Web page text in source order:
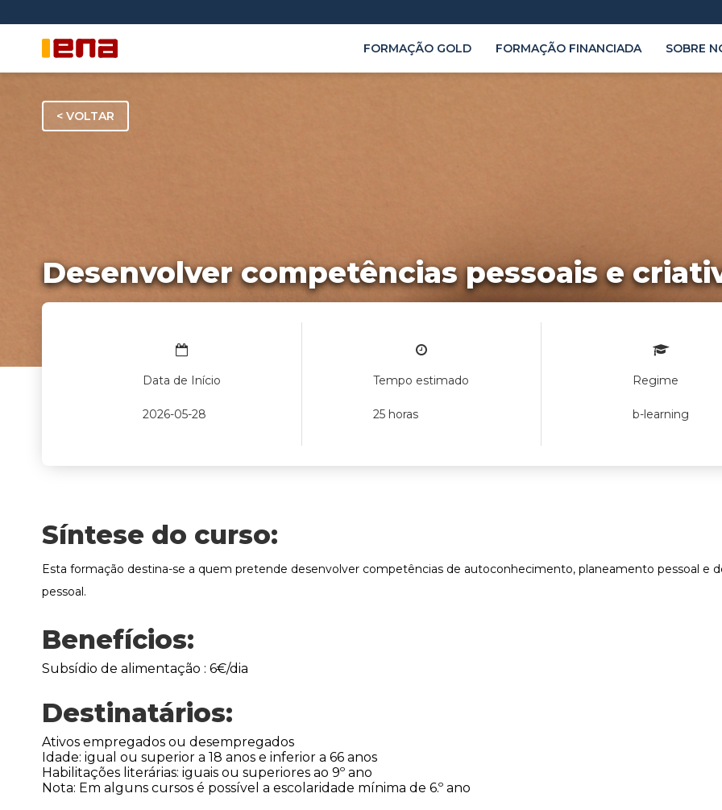
FORMAÇÃO GOLD FORMAÇÃO FINANCIADA SOBRE
< VOLTAR
Desenvolver competências pessoais e
Regime b-learning
Data de Início
2026-05-28
Tempo estimado
25 horas
Regime
b-learning
Síntese do curso:
Esta formação destina-se a quem pretende desenvolver competências de autoconhecimento, planeamento pessoal e
pessoal.
Benefícios:
Subsídio de alimentação : 6€/dia
Destinatários:
Ativos empregados ou desempregados
Idade: igual ou superior a 18 anos e inferior a 66 anos
Habilitações literárias: iguais ou superiores ao 9º ano
Nota: Em alguns cursos é possível a escolaridade mínima de 6.º ano